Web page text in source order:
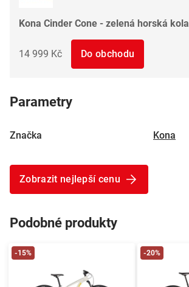
Kona Cinder Cone - zelená horská kola
14 999 Kč Do obchodu
Parametry
Značka Kona
Zobrazit nejlepší cenu
Podobné produkty
-15% -20%